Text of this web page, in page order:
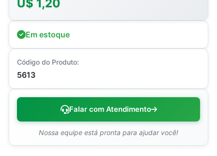
U$ 1,20
Em estoque
Código do Produto:
5613
Falar com Atendimento
Nossa equipe está pronta para ajudar você!